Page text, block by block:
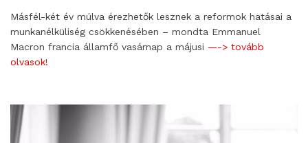
Másfél-két év múlva érezhetők lesznek a reformok hatásai a
munkanélküliség csökkenésében – mondta Emmanuel
Macron francia államfő vasárnap a májusi —-> tovább
olvasok!